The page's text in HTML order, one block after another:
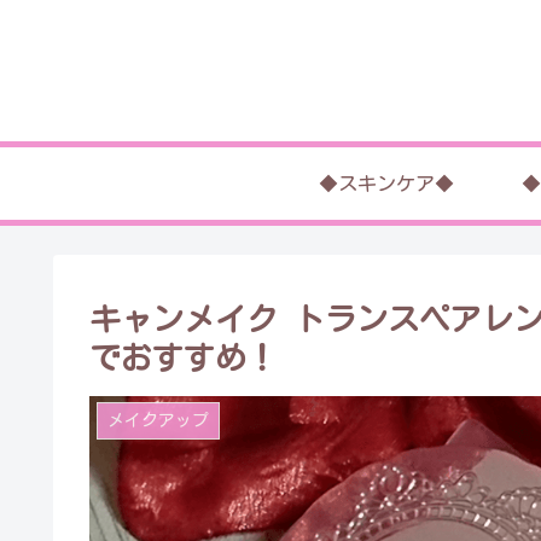
◆スキンケア◆ ◆
キャンメイク トランスペアレ
でおすすめ！
メイクアップ